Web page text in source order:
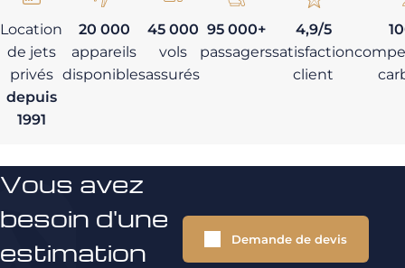
Location
de jets
privés
depuis
1991
20 000
appareils
disponibles
45 000
vols
assurés
95 000+
passagers
4,9/5
satisfaction
client
Vous avez
besoin d'une
estimation
Demande de devis